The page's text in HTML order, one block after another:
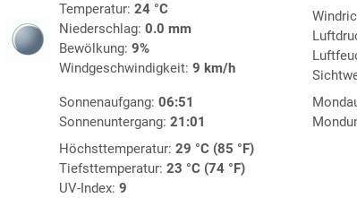
Temperatur: 24 °C
Niederschlag: 0.0 mm
Bewölkung: 9%
Windgeschwindigkeit: 9 km/h
Sonnenaufgang: 06:51
Sonnenuntergang: 21:01
Höchsttemperatur: 29 °C (85 °F)
Tiefsttemperatur: 23 °C (74 °F)
UV-Index: 9